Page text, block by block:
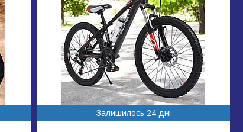
Залишилось 24 дні